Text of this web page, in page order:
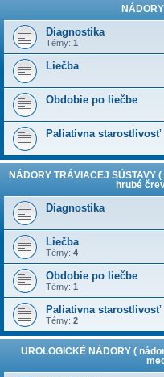
Diagnostika
Témy: 1
Liečba
Obdobie po liečbe
Paliativna starostlivosť
NÁDORY TRÁVIACEJ
hrubé
Diagnostika
Liečba
Témy: 4
Obdobie po liečbe
Témy: 1
Paliativna starostlivosť
Témy: 2
UROLOGICKÉ NÁDORY (